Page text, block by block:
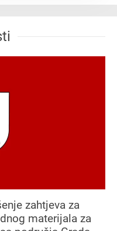
zahtjeva za
materijala za